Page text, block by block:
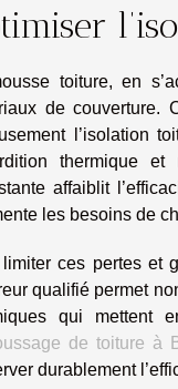
toiture, en
de couverture.
l’isolation
thermique et
affaiblit
les besoins de
limiter ces pertes et
qualifié permet
qui mettent
de toiture à
durablement